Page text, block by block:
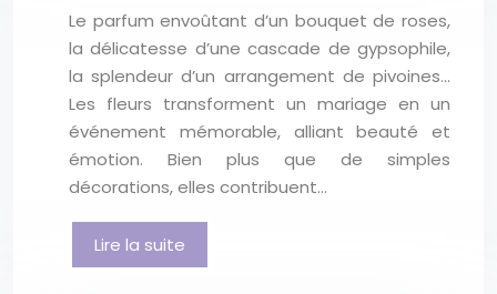
Le parfum envoûtant d’un bouquet de roses,
la délicatesse d’une cascade de gypsophile,
la splendeur d’un arrangement de pivoines…
Les fleurs transforment un mariage en un
événement mémorable, alliant beauté et
émotion. Bien plus que de simples
décorations, elles contribuent…
Lire la suite